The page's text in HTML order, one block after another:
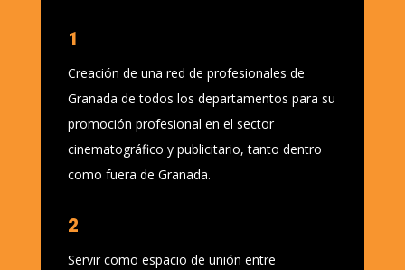
1
Creación de una red de profesionales de
Granada de todos los departamentos para su
promoción profesional en el sector
cinematográfico y publicitario, tanto dentro
como fuera de Granada.
2
Servir como espacio de unión entre